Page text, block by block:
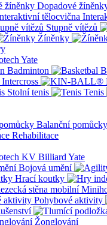
Dopadové
Stupně vítězů
Žíněnky
Yate
Badminton
Intercross
Stolní tenis
Tenis
Balanční pomůcky
Rehabilitace
KV Billiard Yate
Bojová umění
Hrací koutky
Pohybové aktivity
Žonglování